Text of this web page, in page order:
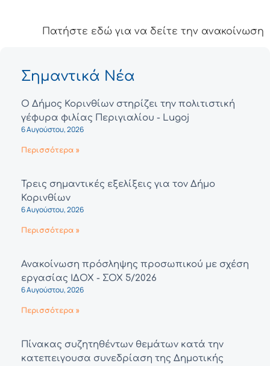
Πατήστε εδώ για να δείτε την ανακοίνωση
Σημαντικά Νέα
Ο Δήμος Κορινθίων στηρίζει την πολιτιστική
γέφυρα φιλίας Περιγιαλίου - Lugoj
6 Αυγούστου, 2026
Περισσότερα »
Τρεις σημαντικές εξελίξεις για τον Δήμο
Κορινθίων
6 Αυγούστου, 2026
Περισσότερα »
Ανακοίνωση πρόσληψης προσωπικού με σχέση
εργασίας ΙΔΟΧ - ΣΟΧ 5/2026
6 Αυγούστου, 2026
Περισσότερα »
Πίνακας συζητηθέντων θεμάτων κατά την
κατεπειγουσα συνεδρίαση της Δημοτικής